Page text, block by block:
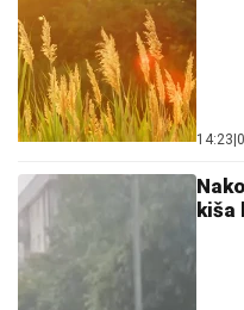
14:23|0
kiša